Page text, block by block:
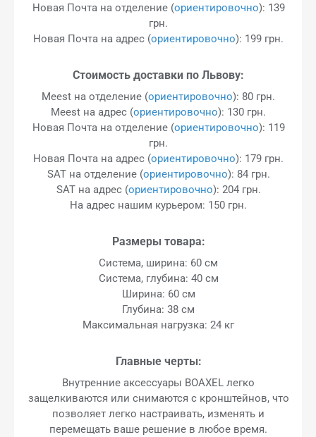
Новая Почта на отделение (ориентировочно): 139
грн.
Новая Почта на адрес (ориентировочно): 199 грн.
Стоимость доставки по Львову:
Meest на отделение (ориентировочно): 80 грн.
Meest на адрес (ориентировочно): 130 грн.
Новая Почта на отделение (ориентировочно): 119
грн.
Новая Почта на адрес (ориентировочно): 179 грн.
SAT на отделение (ориентировочно): 84 грн.
SAT на адрес (ориентировочно): 204 грн.
На адрес нашим курьером: 150 грн.
Размеры товара:
Система, ширина: 60 см
Система, глубина: 40 см
Ширина: 60 см
Глубина: 38 см
Максимальная нагрузка: 24 кг
Главные черты:
Внутренние аксессуары BOAXEL легко
защелкиваются или снимаются с кронштейнов, что
позволяет легко настраивать, изменять и
перемещать ваше решение в любое время.